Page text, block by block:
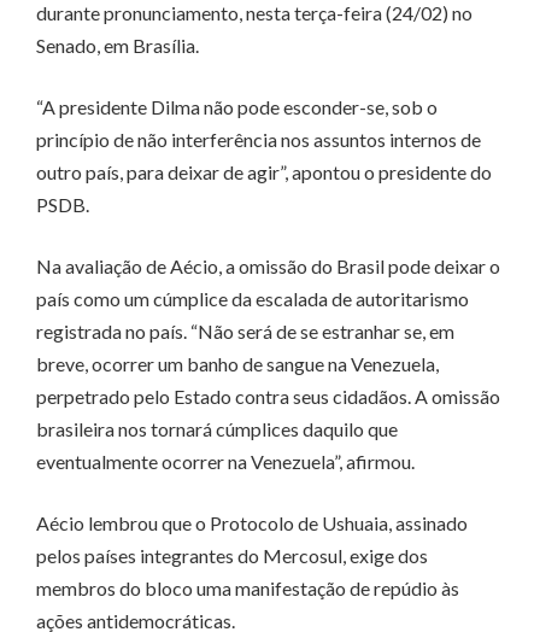
durante pronunciamento, nesta terça-feira (24/02) no
Senado, em Brasília.
“A presidente Dilma não pode esconder-se, sob o
princípio de não interferência nos assuntos internos de
outro país, para deixar de agir”, apontou o presidente do
PSDB.
Na avaliação de Aécio, a omissão do Brasil pode deixar o
país como um cúmplice da escalada de autoritarismo
registrada no país. “Não será de se estranhar se, em
breve, ocorrer um banho de sangue na Venezuela,
perpetrado pelo Estado contra seus cidadãos. A omissão
brasileira nos tornará cúmplices daquilo que
eventualmente ocorrer na Venezuela”, afirmou.
Aécio lembrou que o Protocolo de Ushuaia, assinado
pelos países integrantes do Mercosul, exige dos
membros do bloco uma manifestação de repúdio às
ações antidemocráticas.